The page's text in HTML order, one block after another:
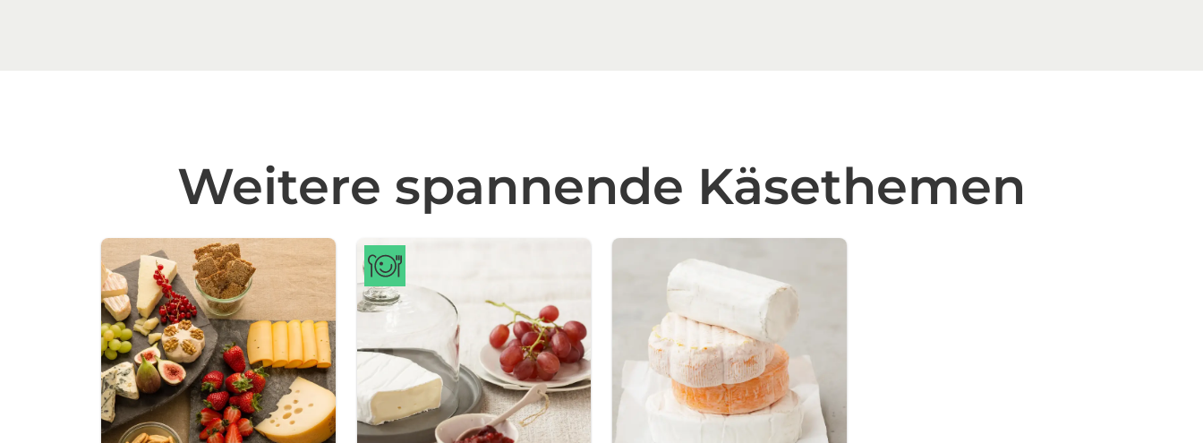
Weitere spannende Käsethemen